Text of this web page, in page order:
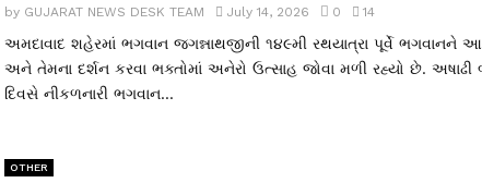
by GUJARAT NEWS DESK TEAM July 14, 2026 0 14
અમદાવાદ શહેરમાં ભગવાન જગન્નાથજીની ૧૪૯મી રથયાત્રા પૂર્વે ભગવાનને
અને તેમના દર્શન કરવા ભક્તોમાં અનેરો ઉત્સાહ જોવા મળી રહ્યો છે. અષાઢી
દિવસે નીકળનારી ભગવાન...
OTHER